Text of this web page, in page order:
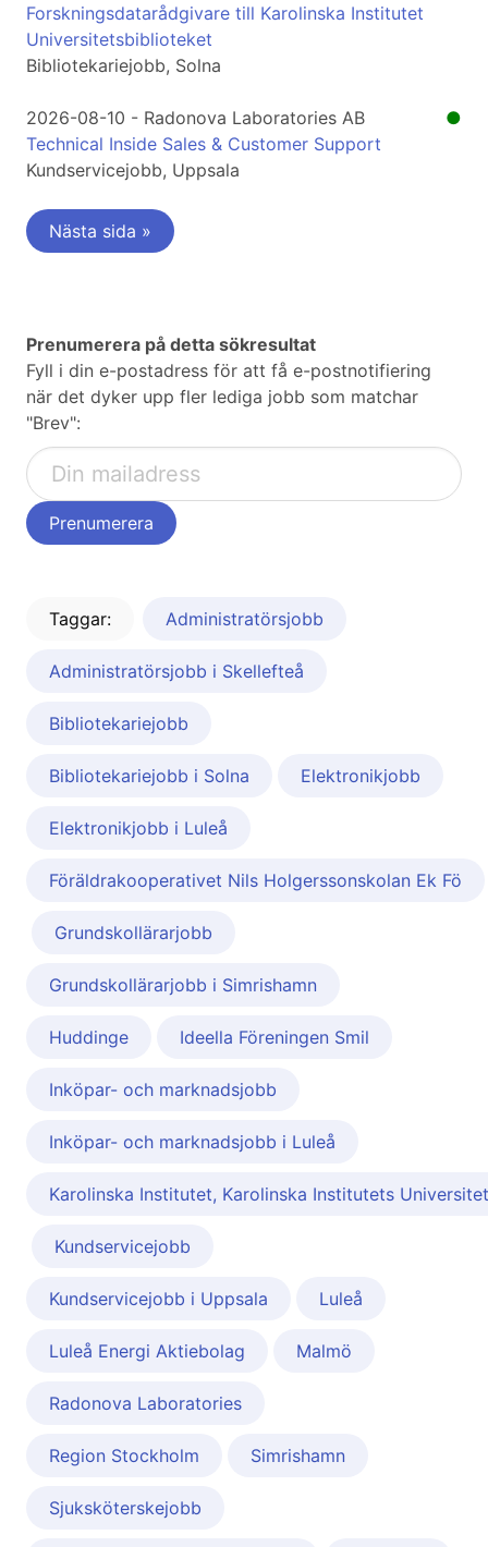
Forskningsdatarådgivare till Karolinska Institutet
Universitetsbiblioteket
Bibliotekariejobb, Solna
●
2026-08-10 - Radonova Laboratories AB
Technical Inside Sales & Customer Support
Kundservicejobb, Uppsala
Nästa sida »
Prenumerera på detta sökresultat
Fyll i din e-postadress för att få e-postnotifiering
när det dyker upp fler lediga jobb som matchar
"Brev":
Taggar: Administratörsjobb
Administratörsjobb i Skellefteå
Bibliotekariejobb
Bibliotekariejobb i Solna Elektronikjobb
Elektronikjobb i Luleå
Föräldrakooperativet Nils Holgerssonskolan Ek Fö
Grundskollärarjobb
Grundskollärarjobb i Simrishamn
Huddinge Ideella Föreningen Smil
Inköpar- och marknadsjobb
Inköpar- och marknadsjobb i Luleå
Karolinska Institutet, Karolinska Institutets
Kundservicejobb
Kundservicejobb i Uppsala Luleå
Luleå Energi Aktiebolag Malmö
Radonova Laboratories
Region Stockholm Simrishamn
Sjuksköterskejobb